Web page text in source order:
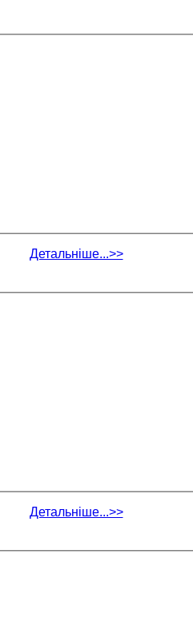
Детальніше...>>
Детальніше...>>